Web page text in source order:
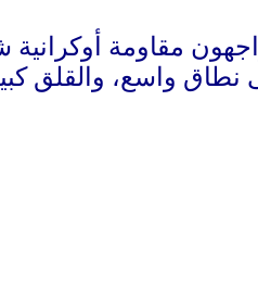
مقاومة
نطاق واسع، والقلق